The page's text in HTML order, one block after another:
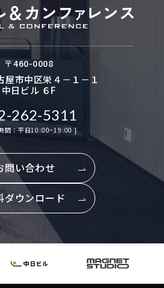
〒460-0008
屋市中区栄４－１－１
中日ビル ６F
262-5311
間：平日10:00~19:00 ]
問い合わせ
ダウンロード